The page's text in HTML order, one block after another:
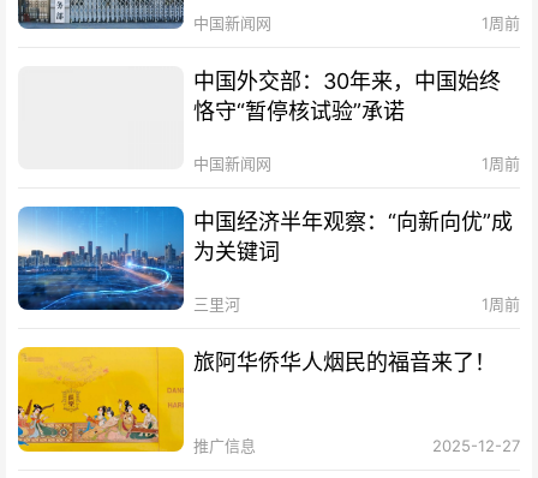
中国新闻网 1周前
中国外交部：30年来，中国始终
恪守“暂停核试验”承诺
中国新闻网 1周前
中国经济半年观察：“向新向优”成
为关键词
三里河 1周前
旅阿华侨华人烟民的福音来了！
推广信息 2025-12-27